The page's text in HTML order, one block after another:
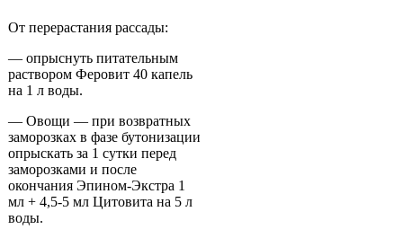
От перерастания рассады:
— опрыснуть питательным
раствором Феровит 40 капель
на 1 л воды.
— Овощи — при возвратных
заморозках в фазе бутонизации
опрыскать за 1 сутки перед
заморозками и после
окончания Эпином-Экстра 1
мл + 4,5-5 мл Цитовита на 5 л
воды.